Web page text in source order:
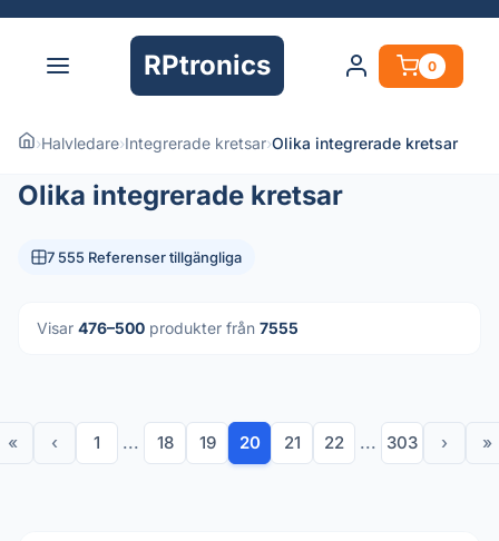
RPtronics 0
›Halvledare›Integrerade kretsar›Olika integrerade kretsar
Olika integrerade kretsar
7 555 Referenser tillgängliga
Visar 476–500 produkter från 7555
« ‹ 1 ... 18 19 20 21 22 ... 303 › »